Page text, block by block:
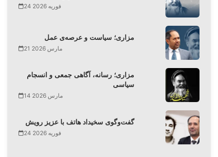
24 فوریه 2026
مزاری؛ سیاست و عرصه‌ی عمل
21 مارس 2026
مزاری؛ رسانه، آگاهی جمعی و انسجام
سیاسی
14 مارس 2026
گفت‌وگوی سخیداد هاتف با عزیز رویش
24 فوریه 2026